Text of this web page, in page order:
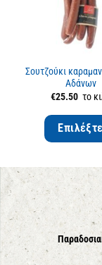
Σουτζούκι
Αδάνων
€25.50το
Επιλέξτε